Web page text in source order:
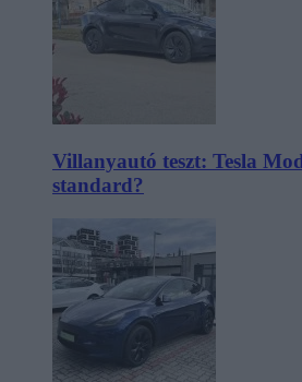
Villanyautó teszt: Tesla
standard?